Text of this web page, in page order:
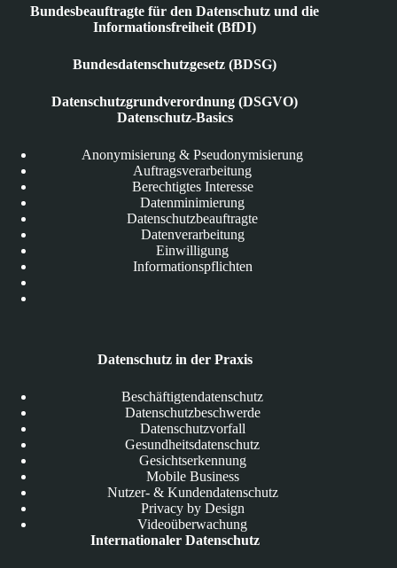
Bundesbeauftragte für den Datenschutz und die
Informationsfreiheit (BfDI)
Bundesdatenschutzgesetz (BDSG)
Datenschutzgrundverordnung (DSGVO)
Datenschutz-Basics
Anonymisierung & Pseudonymisierung
Auftragsverarbeitung
Berechtigtes Interesse
Datenminimierung
Datenschutzbeauftragte
Datenverarbeitung
Einwilligung
Informationspflichten
Datenschutz in der Praxis
Beschäftigtendatenschutz
Datenschutzbeschwerde
Datenschutzvorfall
Gesundheitsdatenschutz
Gesichtserkennung
Mobile Business
Nutzer- & Kundendatenschutz
Privacy by Design
Videoüberwachung
Internationaler Datenschutz